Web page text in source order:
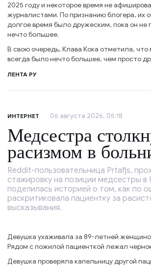
2025 году и некоторое время не
журналистами. По признанию блогера, их
долгое время было дружеским, пока он не
нечто большее.
В свою очередь, Клава Кока отметила,
всегда было нечто большее, чем просто
ЛЕНТА РУ
ИНТЕРНЕТ 06 августа 2026, 05:18
Медсестра
расизмом в
Reddit-пользовательница Prtafjs,
стажировку на позиции медсестры в
поделилась историей о том, как по
раскритиковала пациентку за
высказывания.
Девушка ухаживала за 89-летней
Рядом с пожилой пациенткой лежал
Девушка проверяла капельницу другой